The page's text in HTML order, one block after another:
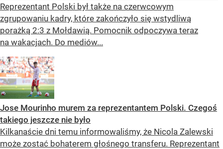
Reprezentant Polski był także na czerwcowym
zgrupowaniu kadry, które zakończyło się wstydliwą
porażką 2:3 z Mołdawią. Pomocnik odpoczywa teraz
na wakacjach. Do mediów...
Jose Mourinho murem za reprezentantem Polski. Czegoś
takiego jeszcze nie było
Kilkanaście dni temu informowaliśmy, że Nicola Zalewski
może zostać bohaterem głośnego transferu. Reprezentant